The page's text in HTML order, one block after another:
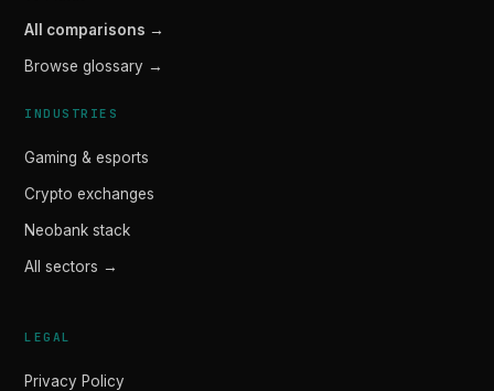
All comparisons →
Browse glossary →
INDUSTRIES
Gaming & esports
Crypto exchanges
Neobank stack
All sectors →
LEGAL
Privacy Policy